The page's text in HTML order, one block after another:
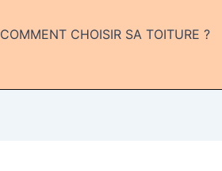
COMMENT CHOISIR SA TOITURE ?